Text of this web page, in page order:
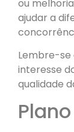
ou
ajudar a
Lembre-se
interesse
qualidade